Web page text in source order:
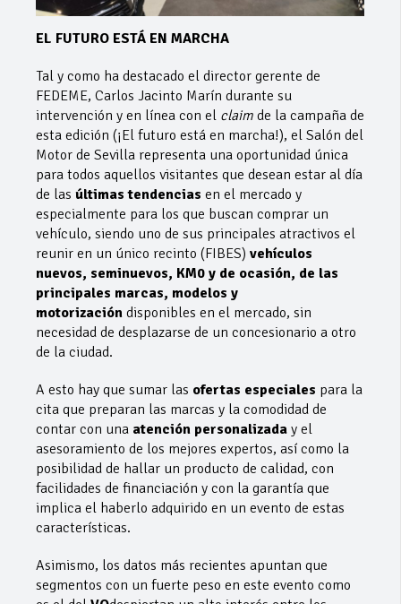
EL FUTURO ESTÁ EN MARCHA
Tal y como ha destacado el director gerente de
FEDEME, Carlos Jacinto Marín durante su
intervención y en línea con el claim de la campaña de
esta edición (¡El futuro está en marcha!), el Salón del
Motor de Sevilla representa una oportunidad única
para todos aquellos visitantes que desean estar al día
de las últimas tendencias en el mercado y
especialmente para los que buscan comprar un
vehículo, siendo uno de sus principales atractivos el
reunir en un único recinto (FIBES) vehículos
nuevos, seminuevos, KM0 y de ocasión, de las
principales marcas, modelos y
motorización disponibles en el mercado, sin
necesidad de desplazarse de un concesionario a otro
de la ciudad.
A esto hay que sumar las ofertas especiales para la
cita que preparan las marcas y la comodidad de
contar con una atención personalizada y el
asesoramiento de los mejores expertos, así como la
posibilidad de hallar un producto de calidad, con
facilidades de financiación y con la garantía que
implica el haberlo adquirido en un evento de estas
características.
Asimismo, los datos más recientes apuntan que
segmentos con un fuerte peso en este evento como